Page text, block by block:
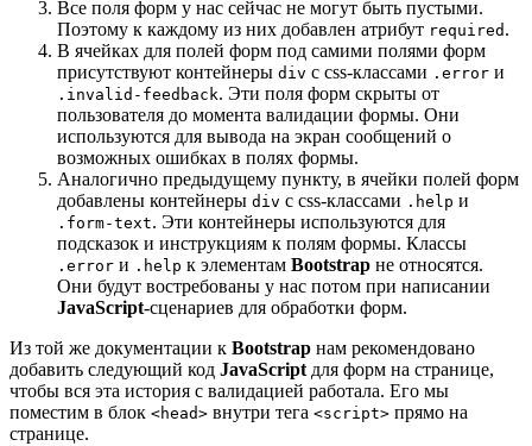
Все поля форм у нас сейчас не могут быть пустыми.
Поэтому к каждому из них добавлен атрибут required .
В ячейках для полей форм под самими полями форм
присутствуют контейнеры div с css-классами .error и
.invalid-feedback. Эти поля форм скрыты от
пользователя до момента валидации формы. Они
используются для вывода на экран сообщений о
возможных ошибках в полях формы.
Аналогично предыдущему пункту, в ячейки полей форм
добавлены контейнеры div с css-классами .help и
.form-text. Эти контейнеры используются для
подсказок и инструкциям к полям формы. Классы
.error и .help к элементам Bootstrap не относятся.
Они будут востребованы у нас потом при написании
JavaScript-сценариев для обработки форм.
Из той же документации к Bootstrap нам рекомендовано
добавить следующий код JavaScript для форм на странице,
чтобы вся эта история с валидацией работала. Его мы
поместим в блок <head> внутри тега <script> прямо на
странице.